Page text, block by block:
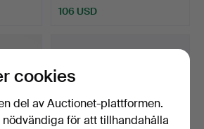
106 USD
cookies
del av Auctionet-plattformen.
nödvändiga för att tillhandahålla